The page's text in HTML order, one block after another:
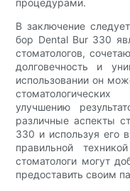
процедурами.
В заключение
бор Dental Bur 330
стоматологов,
долговечность и
использовании он
улучшению
различные аспекты
330 и используя его
правильной
стоматологи могут
предоставить своим